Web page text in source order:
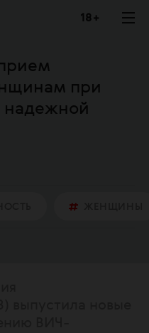
18 +
при
надежной